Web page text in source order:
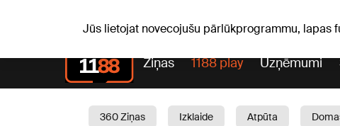
Jūs lietojat novecojušu pārlūkprogrammu, lapas
Ziņas 1188 play Uzņēmumi
360 Ziņas Izklaide Atpūta